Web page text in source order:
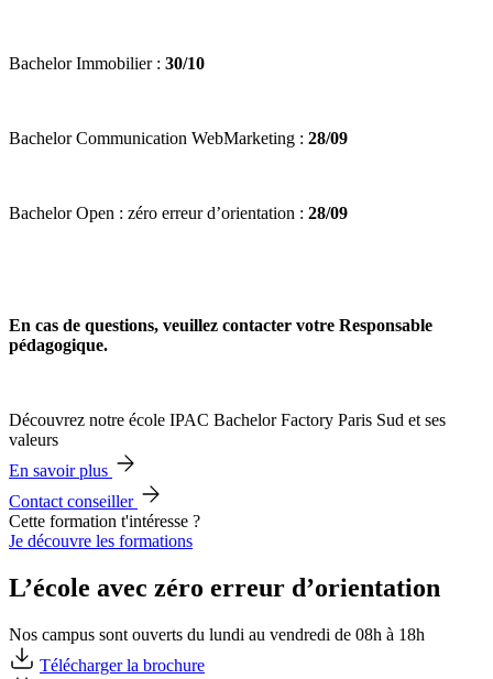
Bachelor Immobilier : 30/10
Bachelor Communication WebMarketing : 28/09
Bachelor Open : zéro erreur d’orientation : 28/09
En cas de questions, veuillez contacter votre Responsable
pédagogique.
Découvrez notre école IPAC Bachelor Factory Paris Sud et ses
valeurs
En savoir plus
Contact conseiller
Cette formation t'intéresse ?
Je découvre les formations
L’école avec zéro erreur d’orientation
Nos campus sont ouverts du lundi au vendredi de 08h à 18h
Télécharger la brochure